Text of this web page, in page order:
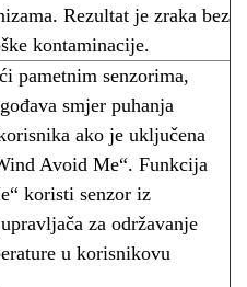
Rezultat je zraka bez
kontaminacije.
pametnim senzorima,
smjer puhanja
ako je uključena
Avoid Me“. Funkcija
koristi senzor iz
za održavanje
u korisnikovu